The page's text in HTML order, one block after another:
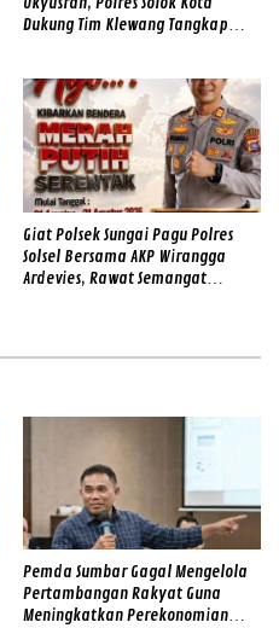
Dukung Tim Klewang Tangkap
Giat Polsek Sungai Pagu Polres
Solsel Bersama AKP Wirangga
Ardevies, Rawat Semangat
Pemda Sumbar Gagal Mengelola
Pertambangan Rakyat Guna
Meningkatkan Perekonomian